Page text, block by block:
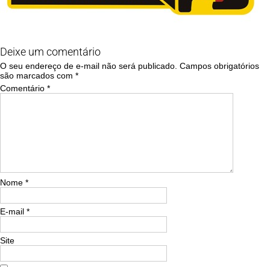
Deixe um comentário
O seu endereço de e-mail não será publicado. Campos obrigatórios
são marcados com *
Comentário *
Nome *
E-mail *
Site